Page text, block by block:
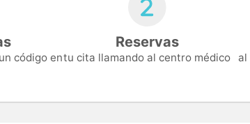
código en
Reservas
tu cita llamando al centro médico al